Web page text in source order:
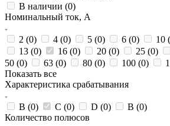
В наличии (0)
Номинальный ток, А
2 (0) 4 (0) 5 (0) 6 (0) 10 (
13 (0) 16 (0) 20 (0) 25 (0)
50 (0) 63 (0) 80 (0) 100 (0)
Показать все
Характеристика срабатывания
B (0) C (0) D (0) В (0)
Количество полюсов